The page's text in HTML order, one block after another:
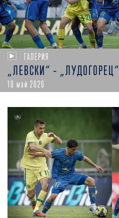
ГАЛЕРИЯ
„ЛЕВСКИ“ – „ЛУДОГОРЕЦ“
10 май 2026